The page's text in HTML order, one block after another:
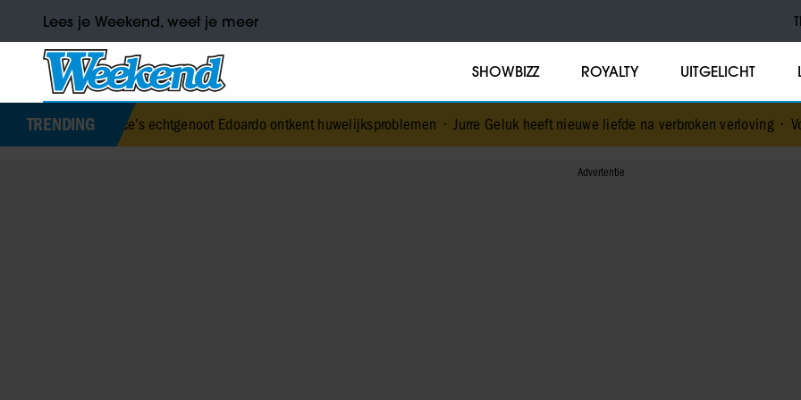
Lees je Weekend, weet je meer
SHOWBIZZ ROYALTY UITGELICHT
TRENDING
echtgenoot Edoardo ontkent huwelijksproblemen•Jurre Geluk heeft nieuwe liefde na verbroken verloving•Voormalig prins